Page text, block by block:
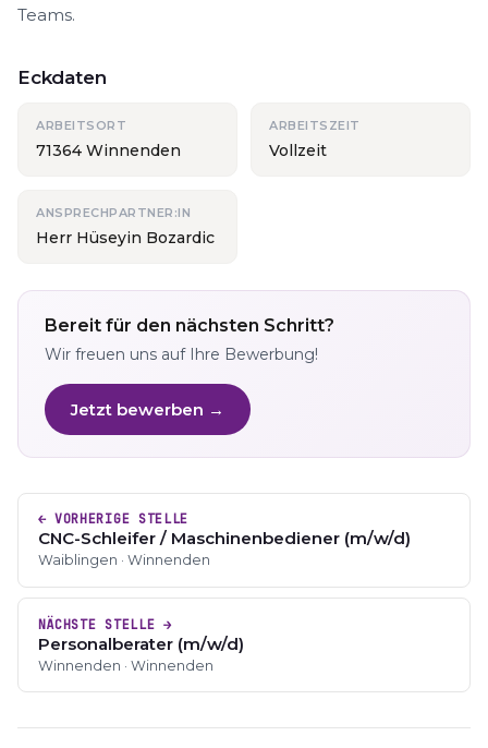
Teams.
Eckdaten
ARBEITSORT
71364 Winnenden
ARBEITSZEIT
Vollzeit
ANSPRECHPARTNER:IN
Herr Hüseyin Bozardic
Bereit für den nächsten Schritt?
Wir freuen uns auf Ihre Bewerbung!
Jetzt bewerben →
← VORHERIGE STELLE
CNC-Schleifer / Maschinenbediener (m/w/d)
Waiblingen · Winnenden
NÄCHSTE STELLE →
Personalberater (m/w/d)
Winnenden · Winnenden